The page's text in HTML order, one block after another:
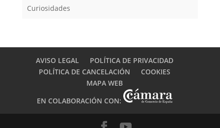
Curiosidades
AVISO LEGAL
POLÍTICA DE PRIVACIDAD
POLÍTICA DE CANCELACIÓN
COOKIES
MAPA WEB
EN COLABORACIÓN CON: